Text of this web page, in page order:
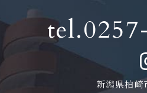
新潟県柏崎